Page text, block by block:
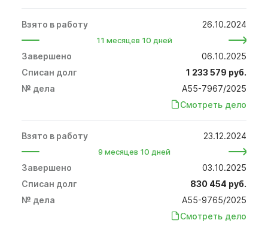
26.10.2024
11 месяцев 10 дней
06.10.2025
1 233 579 руб.
А55-7967/2025
Смотреть дело
23.12.2024
9 месяцев 10 дней
03.10.2025
830 454 руб.
А55-9765/2025
Смотреть дело